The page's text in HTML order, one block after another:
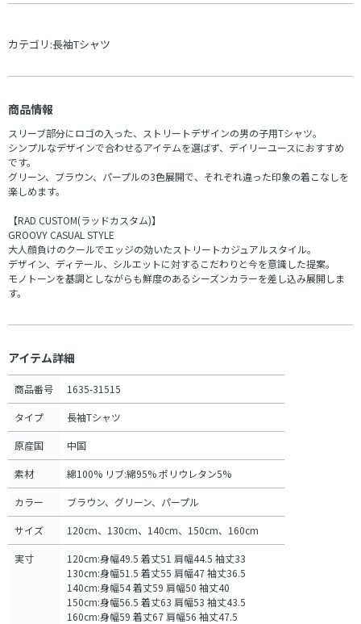
カテゴリ:長袖Tシャツ
商品情報
スリーブ部分にロゴの入った、ストリートデザインの男の子用Tシャツ。
シンプルなデザインで合わせるアイテムを選ばず、デイリーユースにおすすめ
です。
グリーン、ブラウン、パープルの3色展開で、それぞれ違った印象の着こなしを
楽しめます。
【RAD CUSTOM(ラッドカスタム)】
GROOVY CASUAL STYLE
大人顔負けのクールでエッジの効いたストリートカジュアルスタイル。
デザイン、ディテール、シルエットに対するこだわりと今を意識した提案。
モノトーンを基調としながらも鮮度のあるシーズンカラーを差し込み展開しま
す。
アイテム詳細
商品番号 1635-31515
タイプ 長袖Tシャツ
原産国 中国
素材 綿100% リブ:綿95% ポリウレタン5%
カラー ブラウン、グリーン、パープル
サイズ 120cm、130cm、140cm、150cm、160cm
実寸
120cm:身幅49.5 着丈51 肩幅44.5 袖丈33
130cm:身幅51.5 着丈55 肩幅47 袖丈36.5
140cm:身幅54 着丈59 肩幅50 袖丈40
150cm:身幅56.5 着丈63 肩幅53 袖丈43.5
160cm:身幅59 着丈67 肩幅56 袖丈47.5